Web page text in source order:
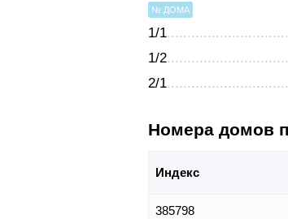
№ ДОМА
1/1
1/2
2/1
Номера домов
Индекс
385798